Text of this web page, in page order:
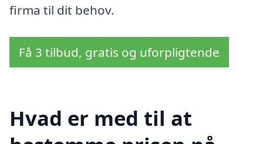
firma til dit behov.
Få 3 tilbud, gratis og uforpligtende
Hvad er med til at